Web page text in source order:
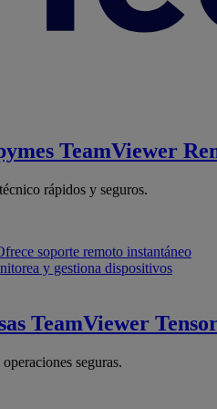
TeamViewer
rápidos y seguros.
soporte remoto instantáneo
y gestiona dispositivos
TeamViewer Tensor
seguras.